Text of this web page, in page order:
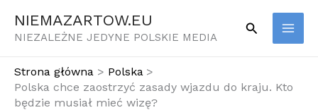
NIEMAZARTOW.EU
NIEZALEŻNE JEDYNE POLSKIE MEDIA
Szukaj
Strona główna
Polska
Polska chce zaostrzyć zasady wjazdu do kraju. Kto
będzie musiał mieć wizę?